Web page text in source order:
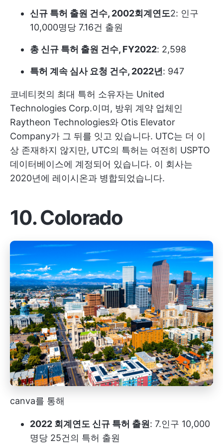
신규 특허 출원 건수, 2002회계연도2: 인구
10,000명당 7.16건 출원
총 신규 특허 출원 건수, FY2022: 2,598
특허 계속 심사 요청 건수, 2022년: 947
코네티컷의 최대 특허 소유자는 United
Technologies Corp.이며, 방위 계약 업체인
Raytheon Technologies와 Otis Elevator
Company가 그 뒤를 잇고 있습니다. UTC는 더 이
상 존재하지 않지만, UTC의 특허는 여전히 USPTO
데이터베이스에 계정되어 있습니다. 이 회사는
2020년에 레이시온과 병합되었습니다.
10. Colorado
canva를 통해
2022 회계연도 신규 특허 출원: 7.인구 10,000
명당 25건의 특허 출원